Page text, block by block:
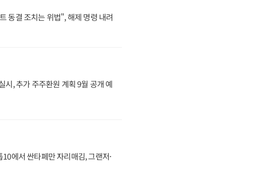
동결 조치는 위법", 해제 명령 내려
시, 추가 주주환원 계획 9월 공개 예
에서 싼타페만 자리매김, 그랜저·